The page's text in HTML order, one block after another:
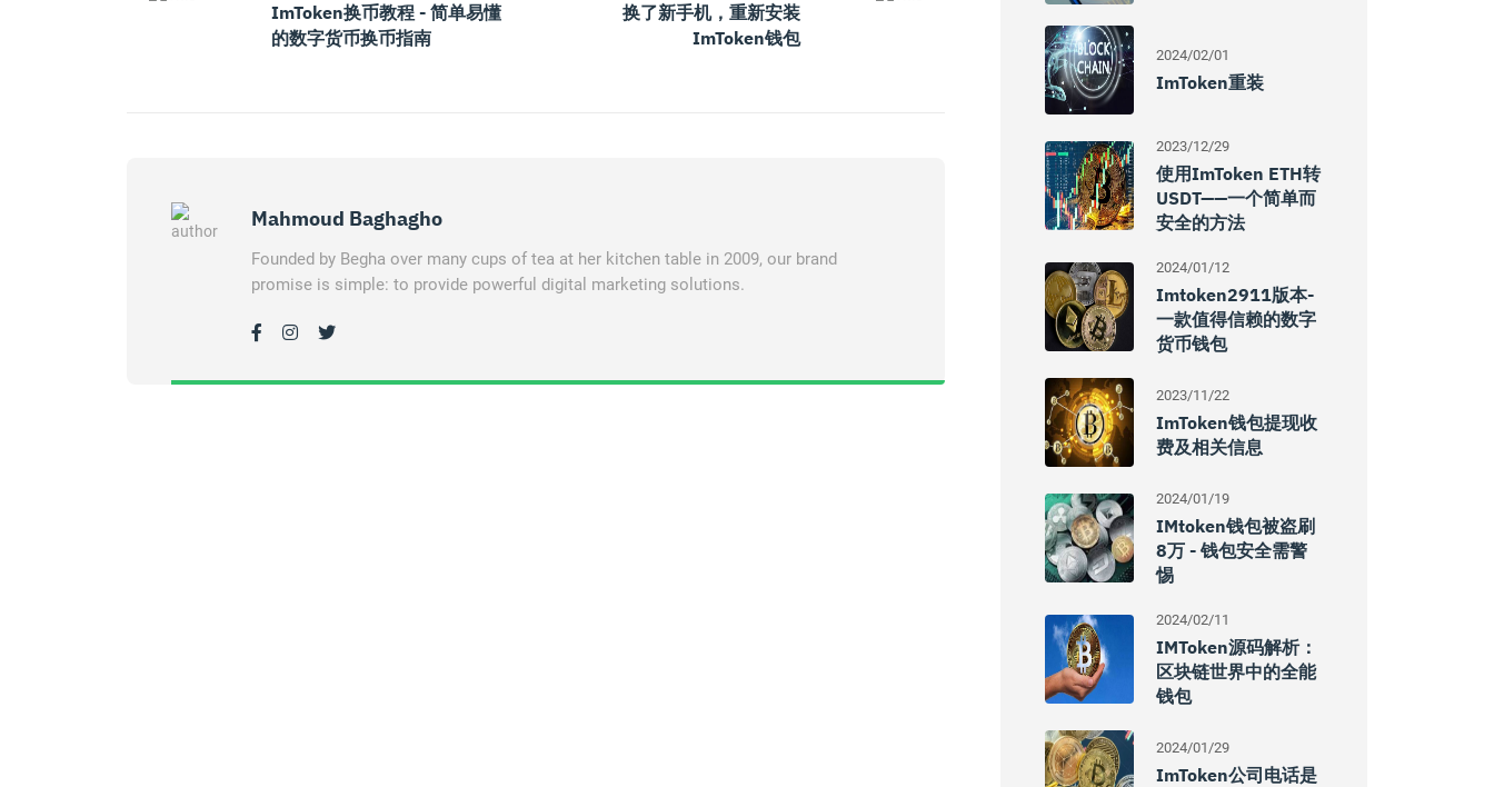
ImToken换币教程 - 简单易懂
的数字货币换币指南
换了新手机，重新安装
ImToken钱包
Mahmoud Baghagho
Founded by Begha over many cups of tea at her kitchen table in 2009, our brand
promise is simple: to provide powerful digital marketing solutions.
2024/02/01
ImToken重装
2023/12/29
使用imToken ETH转
USDT——一个简单而
安全的方法
2024/01/12
Imtoken2911版本-
一款值得信赖的数字
货币钱包
2023/11/22
ImToken钱包提现收
费及相关信息
2024/01/19
IMtoken钱包被盗刷
8万 - 钱包安全需警
惕
2024/02/11
IMToken源码解析：
区块链世界中的全能
钱包
2024/01/29
ImToken公司电话是